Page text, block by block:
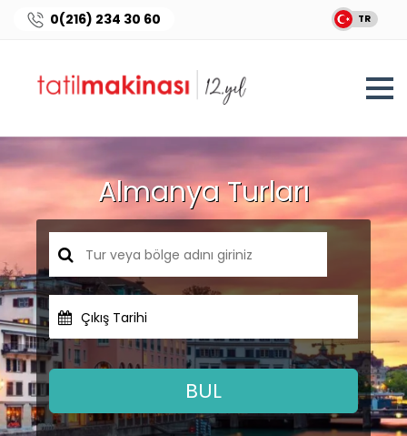
0(216) 234 30 60 TR
Almanya Turları
Çıkış Tarihi
BUL